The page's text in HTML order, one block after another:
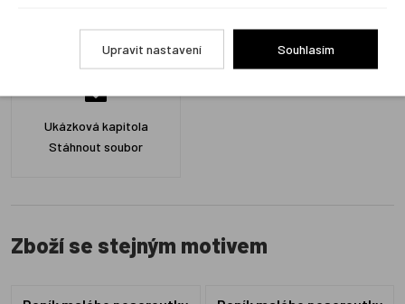
Ukázková kapitola
Stáhnout soubor
Zboží se stejným motivem
Upravit nastavení Souhlasím